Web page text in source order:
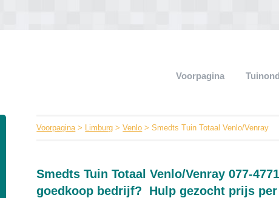
Voorpagina
Voorpagina> Limburg >Venlo > Smedts Tuin Totaal Venlo/Venray
Smedts Tuin Totaal Venlo/Venray 077-
goedkoop bedrijf? Hulp gezocht prijs